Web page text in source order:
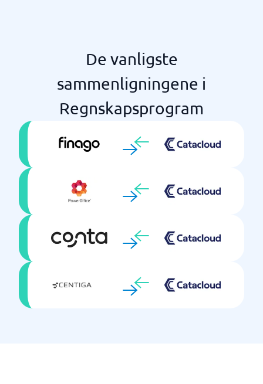
De vanligste
sammenligningene i
Regnskapsprogram